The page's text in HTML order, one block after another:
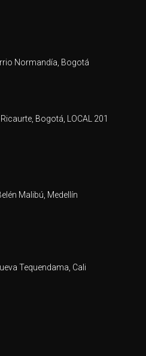
Normandía, Bogotá
Bogotá, LOCAL 201
Malibú, Medellín
Tequendama, Cali